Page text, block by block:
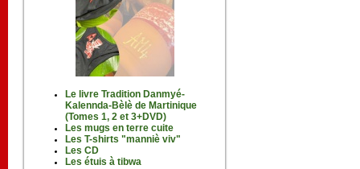
Le livre Tradition Danmyé-
Kalennda-Bèlè de Martinique
(Tomes 1, 2 et 3+DVD)
Les mugs en terre cuite
Les T-shirts "manniè viv"
Les CD
Les étuis à tibwa